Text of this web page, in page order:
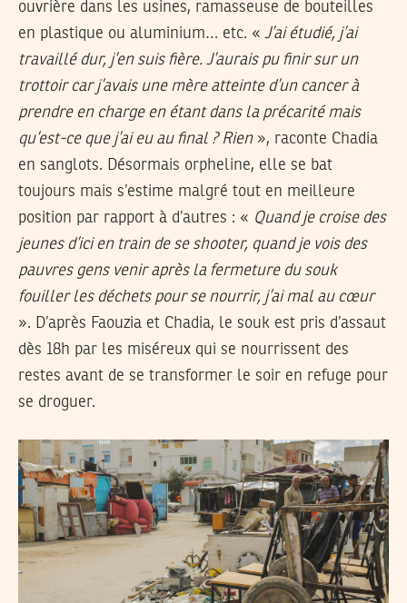
ouvrière dans les usines, ramasseuse de bouteilles
en plastique ou aluminium… etc. « J’ai étudié, j’ai
travaillé dur, j’en suis fière. J’aurais pu finir sur un
trottoir car j’avais une mère atteinte d’un cancer à
prendre en charge en étant dans la précarité mais
qu’est-ce que j’ai eu au final ? Rien», raconte Chadia
en sanglots. Désormais orpheline, elle se bat
toujours mais s’estime malgré tout en meilleure
position par rapport à d’autres : « Quand je croise des
jeunes d’ici en train de se shooter, quand je vois des
pauvres gens venir après la fermeture du souk
fouiller les déchets pour se nourrir, j’ai mal au cœur
». D’après Faouzia et Chadia, le souk est pris d’assaut
dès 18h par les miséreux qui se nourrissent des
restes avant de se transformer le soir en refuge pour
se droguer.